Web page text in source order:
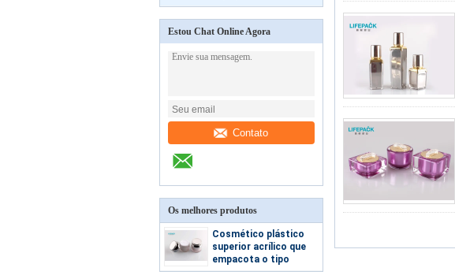
Estou Chat Online Agora
Contato
Os melhores produtos
Cosmético plástico
superior acrílico que
empacota o tipo
dobro da parede